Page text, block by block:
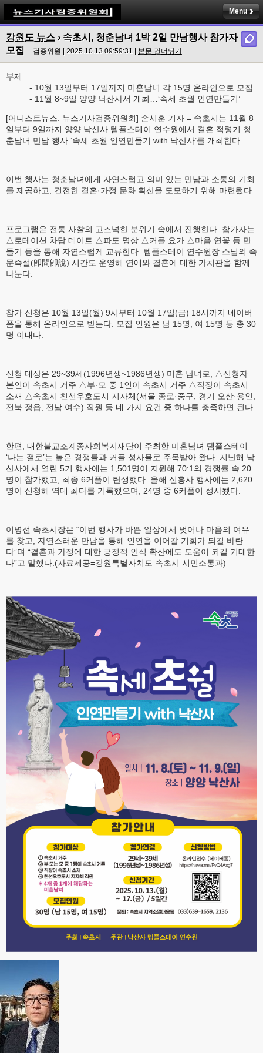
Menu
강원도 뉴스 › 속초시, 청춘남녀 1박 2일 만남행사 참가자
모집
검증위원 | 2025.10.13 09:59:31 | 본문 건너뛰기
부제
- 10월 13일부터 17일까지 미혼남녀 각 15명 온라인으로 모집
- 11월 8~9일 양양 낙산사서 개최…‘속세 초월 인연만들기’
[어니스트뉴스. 뉴스기사검증위원회] 손시훈 기자 = 속초시는 11월 8
일부터 9일까지 양양 낙산사 템플스테이 연수원에서 결혼 적령기 청
춘남녀 만남 행사 ‘속세 초월 인연만들기 with 낙산사’를 개최한다.
이번 행사는 청춘남녀에게 자연스럽고 의미 있는 만남과 소통의 기회
를 제공하고, 건전한 결혼·가정 문화 확산을 도모하기 위해 마련됐다.
프로그램은 전통 사찰의 고즈넉한 분위기 속에서 진행한다. 참가자는
△로테이션 차담 데이트 △파도 명상 △커플 요가 △마음 연꽃 등 만
들기 등을 통해 자연스럽게 교류한다. 템플스테이 연수원장 스님의 즉
문즉설(卽問卽說) 시간도 운영해 연애와 결혼에 대한 가치관을 함께
나눈다.
참가 신청은 10월 13일(월) 9시부터 10월 17일(금) 18시까지 네이버
폼을 통해 온라인으로 받는다. 모집 인원은 남 15명, 여 15명 등 총 30
명 이내다.
신청 대상은 29~39세(1996년생~1986년생) 미혼 남녀로, △신청자
본인이 속초시 거주 △부·모 중 1인이 속초시 거주 △직장이 속초시
소재 △속초시 친선우호도시 지자체(서울 종로·중구, 경기 오산·용인,
전북 정읍, 전남 여수) 직원 등 네 가지 요건 중 하나를 충족하면 된다.
한편, 대한불교조계종사회복지재단이 주최한 미혼남녀 템플스테이
‘나는 절로’는 높은 경쟁률과 커플 성사율로 주목받아 왔다. 지난해 낙
산사에서 열린 5기 행사에는 1,501명이 지원해 70:1의 경쟁률 속 20
명이 참가했고, 최종 6커플이 탄생했다. 올해 신흥사 행사에는 2,620
명이 신청해 역대 최다를 기록했으며, 24명 중 6커플이 성사됐다.
이병선 속초시장은 “이번 행사가 바쁜 일상에서 벗어나 마음의 여유
를 찾고, 자연스러운 만남을 통해 인연을 이어갈 기회가 되길 바란
다”며 “결혼과 가정에 대한 긍정적 인식 확산에도 도움이 되길 기대한
다”고 말했다.(자료제공=강원특별자치도 속초시 시민소통과)